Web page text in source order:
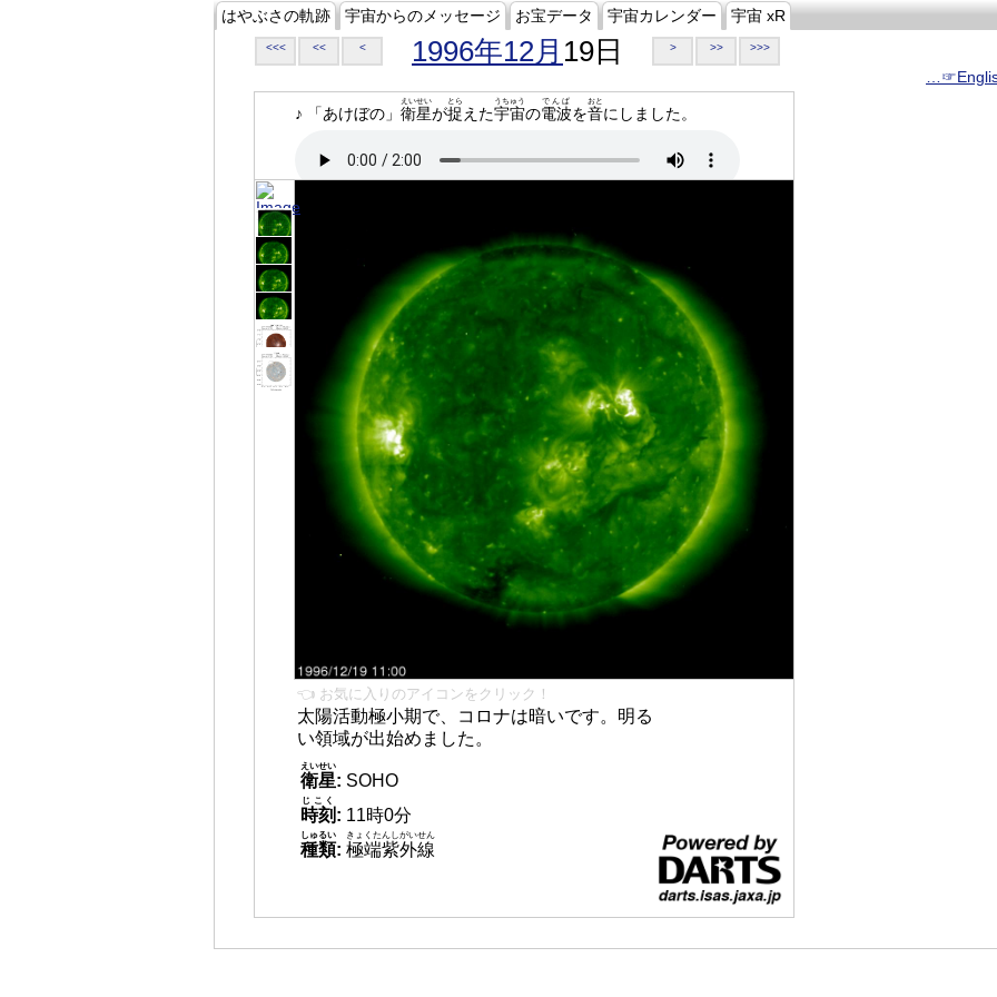
はやぶさの軌跡 宇宙からのメッセージ お宝データ 宇宙カレンダー 宇宙 xR
<<< << < 1996年12月 19日 > >> >>>
♪ 「あけぼの」 衛星
えいせい
が捉
とら
えた宇宙
うちゅう
の電波
でんぱ
を音
おと
にしました。
👈 お気に入りのアイコンをクリック！
太陽活動極小期で、コロナは暗いです。明る
い領域が出始めました。
衛星
えいせい
: SOHO
時刻
じこく
: 11時0分
種類
しゅるい
: 極端紫外線
きょくたんしがいせん